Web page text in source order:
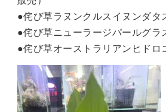
●侘び草ラヌンクルスイヌンダタ
●侘び草ニューラージパールグラ
●侘び草オーストラリアンヒドロ